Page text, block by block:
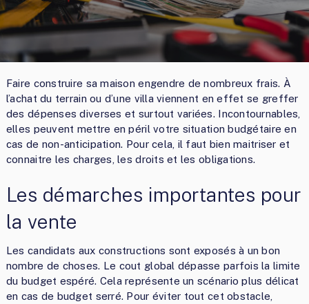
Faire construire sa maison engendre de nombreux frais. À
l’achat du terrain ou d’une villa viennent en effet se greffer
des dépenses diverses et surtout variées. Incontournables,
elles peuvent mettre en péril votre situation budgétaire en
cas de non-anticipation. Pour cela, il faut bien maitriser et
connaitre les charges, les droits et les obligations.
Les démarches importantes pour
la vente
Les candidats aux constructions sont exposés à un bon
nombre de choses. Le cout global dépasse parfois la limite
du budget espéré. Cela représente un scénario plus délicat
en cas de budget serré. Pour éviter tout cet obstacle,